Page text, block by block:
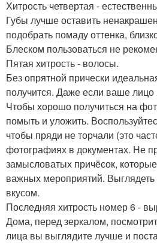
Хитрость четвертая -
Губы лучше оставить
подобрать помаду оттенка,
Блеском пользоваться не
Пятая хитрость - волосы.
Без опрятной прически
получится. Даже если ваше лицо
Чтобы хорошо получиться на
помыть и уложить.
чтобы пряди не торчали (это
фотографиях в документах. Не
замысловатых причёсок,
важных мероприятий.
вкусом.
Последняя хитрость номер 6 -
Дома, перед зеркалом,
лица вы выглядите лучше и